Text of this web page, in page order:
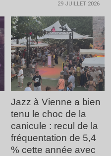
29 JUILLET 2026
LIRE LA
SUITE
Jazz à Vienne a bien
tenu le choc de la
canicule : recul de la
fréquentation de 5,4
% cette année avec